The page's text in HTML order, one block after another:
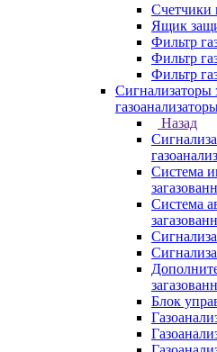
Счетчики
Ящик
Фильтр
Фильтр
Фильтр
Сигнализаторы
Назад
Система
Система
Блок